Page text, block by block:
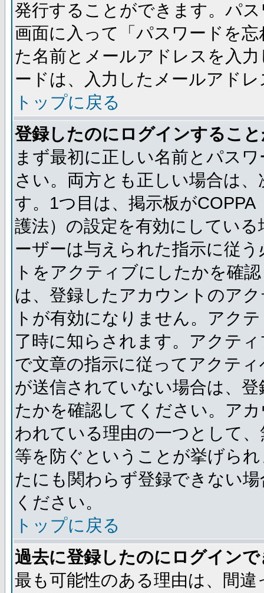
発行することができます。パ
画面に入って「パスワードを
た名前とメールアドレスを入
ードは、入力したメールアド
トップに戻る
登録したのにログインするこ
まず最初に正しい名前とパス
さい。両方とも正しい場合は
す。1つ目は、掲示板が
護法）の設定を有効にしてい
ーザーは与えられた指示に従
トをアクティブにしたかを確
は、登録したアカウントのア
トが有効になりません。アク
了時に知らされます。アクテ
で文章の指示に従ってアクテ
が送信されていない場合は、
たかを確認してください。ア
われている理由の一つとして
等を防ぐということが挙げら
たにも関わらず登録できない
ください。
トップに戻る
過去に登録したのにログイン
最も可能性のある理由は、間